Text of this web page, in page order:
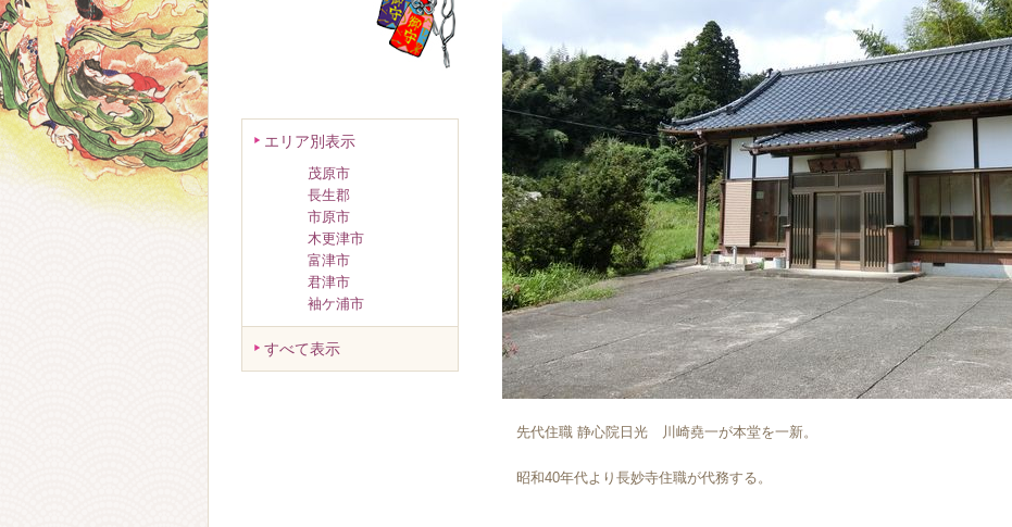
先代住職 静心院日光 川崎堯一が本堂を一新。
昭和40年代より長妙寺住職が代務する。
エリア別表示
茂原市
長生郡
市原市
木更津市
富津市
君津市
袖ケ浦市
すべて表示